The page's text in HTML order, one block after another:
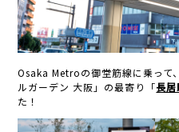
Osaka Metroの御堂筋線に乗って
ルガーデン 大阪」の最寄り「長居
た！